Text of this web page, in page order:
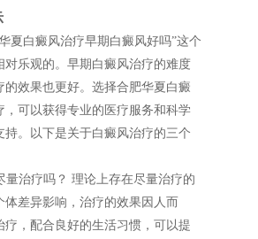
夏白癜风治疗早期白癜风好吗”这个
对乐观的。早期白癜风治疗的难度
的效果也更好。选择合肥华夏白癜
，可以获得专业的医疗服务和科学
持。以下是关于白癜风治疗的三个
量治疗吗？ 理论上存在尽量治疗的
体差异影响，治疗的效果因人而
疗，配合良好的生活习惯，可以提